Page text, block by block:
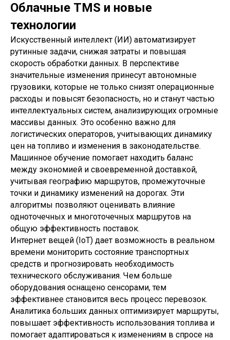
Облачные TMS и новые
технологии
Искусственный интеллект (ИИ) автоматизирует
рутинные задачи, снижая затраты и повышая
скорость обработки данных. В перспективе
значительные изменения принесут автономные
грузовики, которые не только снизят операционные
расходы и повысят безопасность, но и станут частью
интеллектуальных систем, анализирующих огромные
массивы данных. Это особенно важно для
логистических операторов, учитывающих динамику
цен на топливо и изменения в законодательстве.
Машинное обучение помогает находить баланс
между экономией и своевременной доставкой,
учитывая географию маршрутов, промежуточные
точки и динамику изменений на дорогах. Эти
алгоритмы позволяют оценивать влияние
одноточечных и многоточечных маршрутов на
общую эффективность поставок.
Интернет вещей (IoT) дает возможность в реальном
времени мониторить состояние транспортных
средств и прогнозировать необходимость
технического обслуживания. Чем больше
оборудования оснащено сенсорами, тем
эффективнее становится весь процесс перевозок.
Аналитика больших данных оптимизирует маршруты,
повышает эффективность использования топлива и
помогает адаптироваться к изменениям в спросе на